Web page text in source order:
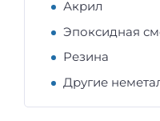
Акрил
Эпоксидная
Резина
Другие